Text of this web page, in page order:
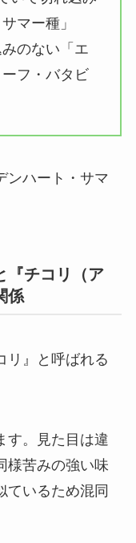
マー種」
のない「エ
フ・バタビ
ンハート・サマ
『チコリ（ア
係
リ 』と呼ばれる
す。見た目は違
様苦みの強い味
ているため混同